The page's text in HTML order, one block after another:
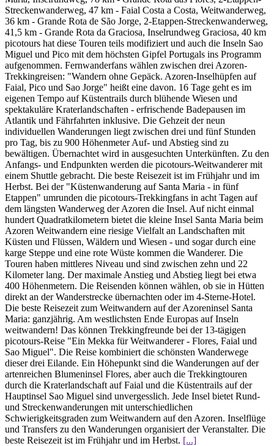
Streckenwanderweg, 47 km - Faial Costa a Costa, Weitwanderweg,
36 km - Grande Rota de São Jorge, 2-Etappen-Streckenwanderweg,
41,5 km - Grande Rota da Graciosa, Inselrundweg Graciosa, 40 km
picotours hat diese Touren teils modifiziert und auch die Inseln Sao
Miguel und Pico mit dem höchsten Gipfel Portugals ins Programm
aufgenommen. Fernwanderfans wählen zwischen drei Azoren-
Trekkingreisen: "Wandern ohne Gepäck. Azoren-Inselhüpfen auf
Faial, Pico und Sao Jorge" heißt eine davon. 16 Tage geht es im
eigenen Tempo auf Küstentrails durch blühende Wiesen und
spektakuläre Kraterlandschaften - erfrischende Badepausen im
Atlantik und Fährfahrten inklusive. Die Gehzeit der neun
individuellen Wanderungen liegt zwischen drei und fünf Stunden
pro Tag, bis zu 900 Höhenmeter Auf- und Abstieg sind zu
bewältigen. Übernachtet wird in ausgesuchten Unterkünften. Zu den
Anfangs- und Endpunkten werden die picotours-Weitwanderer mit
einem Shuttle gebracht. Die beste Reisezeit ist im Frühjahr und im
Herbst. Bei der "Küstenwanderung auf Santa Maria - in fünf
Etappen" umrunden die picotours-Trekkingfans in acht Tagen auf
dem längsten Wanderweg der Azoren die Insel. Auf nicht einmal
hundert Quadratkilometern bietet die kleine Insel Santa Maria beim
Azoren Weitwandern eine riesige Vielfalt an Landschaften mit
Küsten und Flüssen, Wäldern und Wiesen - und sogar durch eine
karge Steppe und eine rote Wüste kommen die Wanderer. Die
Touren haben mittleres Niveau und sind zwischen zehn und 22
Kilometer lang. Der maximale Anstieg und Abstieg liegt bei etwa
400 Höhenmetern. Die Reisenden können wählen, ob sie in Hütten
direkt an der Wanderstrecke übernachten oder im 4-Sterne-Hotel.
Die beste Reisezeit zum Weitwandern auf der Azoreninsel Santa
Maria: ganzjährig. Am westlichsten Ende Europas auf Inseln
weitwandern! Das können Trekkingfreunde bei der 13-tägigen
picotours-Reise "Ein Mekka für Weitwanderer - Flores, Faial und
Sao Miguel". Die Reise kombiniert die schönsten Wanderwege
dieser drei Eilande. Ein Höhepunkt sind die Wanderungen auf der
artenreichen Blumeninsel Flores, aber auch die Trekkingtouren
durch die Kraterlandschaft auf Faial und die Küstentrails auf der
Hauptinsel Sao Miguel sind unvergesslich. Jede Insel bietet Rund-
und Streckenwanderungen mit unterschiedlichen
Schwierigkeitsgraden zum Weitwandern auf den Azoren. Inselflüge
und Transfers zu den Wanderungen organisiert der Veranstalter. Die
beste Reisezeit ist im Frühjahr und im Herbst. [...]